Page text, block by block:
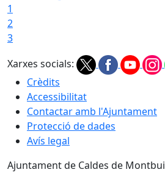
1
2
3
Xarxes socials:
Crèdits
Accessibilitat
Contactar amb l'Ajuntament
Protecció de dades
Avís legal
Ajuntament de Caldes de Montbui